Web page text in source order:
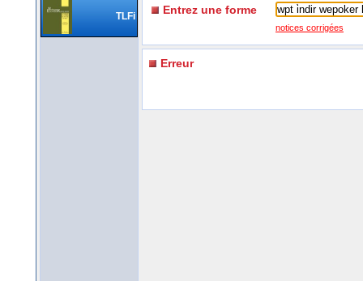
TLFi Entrez une forme
notices corrigées
Erreur